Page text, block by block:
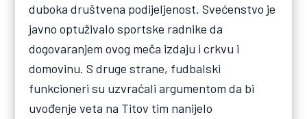
duboka društvena podijeljenost. Svećenstvo je
javno optuživalo sportske radnike da
dogovaranjem ovog meča izdaju i crkvu i
domovinu. S druge strane, fudbalski
funkcioneri su uzvraćali argumentom da bi
uvođenje veta na Titov tim nanijelo